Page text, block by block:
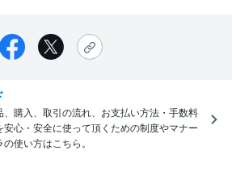
、購入、取引の流れ、お支払い方法・手数料
安心・安全に使って頂くための制度やマナー
使い方はこちら。